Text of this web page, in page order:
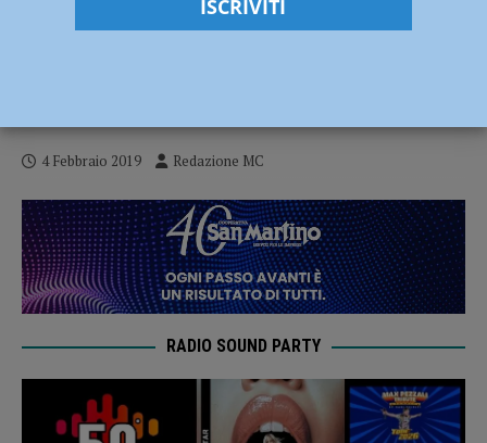
Bad Lambs, il Premio Danza&Danza
4 Febbraio 2019 Redazione MC
RADIO SOUND PARTY